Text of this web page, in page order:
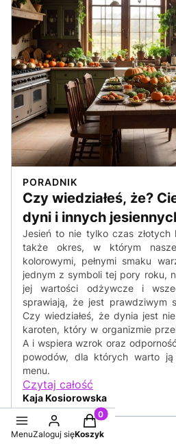
PORADNIK
Czy wiedziałeś, że?
dyni i innych
Jesień to nie tylko czas
także okres, w którym
kolorowymi, pełnymi smaku
jednym z symboli tej pory roku,
jej wartości odżywcze i
sprawiają, że jest prawdziwym
Czy wiedziałeś, że dynia jest
karoten, który w organizmie
A i wspiera wzrok oraz
powodów, dla których warto ją
menu.
Czytaj całość
Kaja Kosiorowska
dynia
MenuZaloguj się
Produkty w
Koszyk